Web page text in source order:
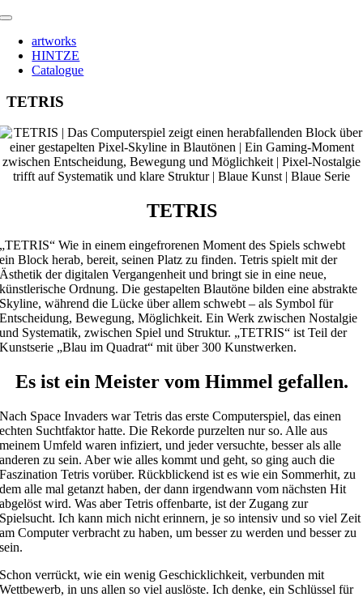
Zum
springen
Toggle
Navigationartworks
HINTZE
Catalogue
TETRIS
TETRIS
„TETRIS“ Wie in einem eingefrorenen Moment des Spiels schwebt
ein Block herab, bereit, seinen Platz zu finden. Tetris spielt mit der
Ästhetik der digitalen Vergangenheit und bringt sie in eine neue,
künstlerische Ordnung. Die gestapelten Blautöne bilden eine abstrakte
Skyline, während die Lücke über allem schwebt – als Symbol für
Entscheidung, Bewegung, Möglichkeit. Ein Werk zwischen Nostalgie
und Systematik, zwischen Spiel und Struktur. „TETRIS“ ist Teil der
Kunstserie „Blau im Quadrat“ mit über 300 Kunstwerken.
Es ist ein Meister vom Himmel gefallen.
Nach Space Invaders war Tetris das erste Computerspiel, das einen
echten Suchtfaktor hatte. Die Rekorde purzelten nur so. Alle aus
meinem Umfeld waren infiziert, und jeder versuchte, besser als alle
anderen zu sein. Aber wie alles kommt und geht, so ging auch die
Faszination Tetris vorüber. Rückblickend ist es wie ein Sommerhit, zu
dem alle mal getanzt haben, der dann irgendwann vom nächsten Hit
abgelöst wird. Was aber Tetris offenbarte, ist der Zugang zur
Spielsucht. Ich kann mich nicht erinnern, je so intensiv und so viel Zeit
am Computer verbracht zu haben, um besser zu werden und besser zu
sein.
Schon verrückt, wie ein wenig Geschicklichkeit, verbunden mit
Wettbewerb, in uns allen so viel auslöste. Ich denke, ein Schlüssel für